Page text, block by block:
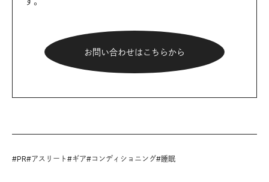
お問い合わせはこちらから
#PR#アスリート #ギア#コンディショニング#睡眠